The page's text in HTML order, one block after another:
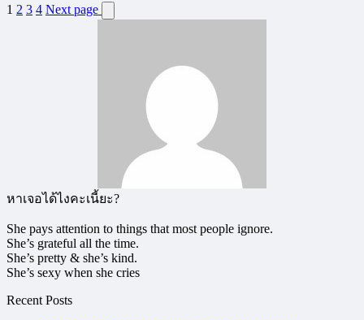
1 2 3 4 Next page
หาเจอได้ไงคะเนี้ยะ?
She pays attention to things that most people ignore.
She’s grateful all the time.
She’s pretty & she’s kind.
She’s sexy when she cries
Recent Posts